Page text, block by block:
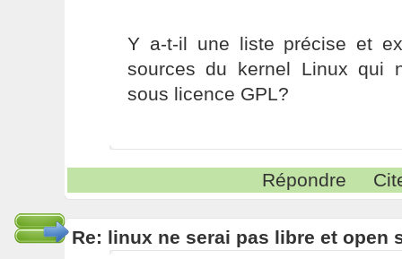
Y a-t-il une liste précise et
sources du kernel Linux qui
sous licence GPL?
Répondre
Re: linux ne serai pas libre et open